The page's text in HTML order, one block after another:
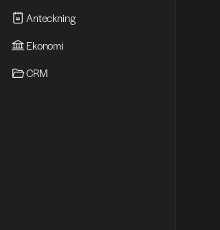
Anteckning
Ekonomi
CRM